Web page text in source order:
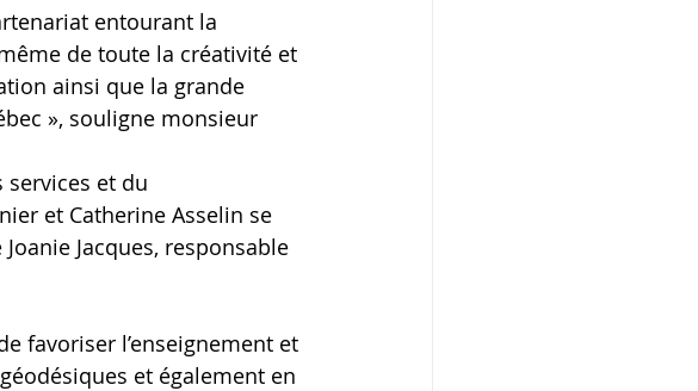
entourant la
de toute la créativité et
ainsi que la grande
», souligne monsieur
services et du
et Catherine Asselin se
Jacques, responsable
favoriser l’enseignement et
et également en